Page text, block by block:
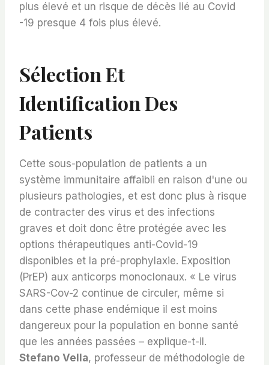
plus élevé et un risque de décès lié au Covid
-19 presque 4 fois plus élevé.
Sélection Et
Identification Des
Patients
Cette sous-population de patients a un
système immunitaire affaibli en raison d'une ou
plusieurs pathologies, et est donc plus à risque
de contracter des virus et des infections
graves et doit donc être protégée avec les
options thérapeutiques anti-Covid-19
disponibles et la pré-prophylaxie. Exposition
(PrEP) aux anticorps monoclonaux. « Le virus
SARS-Cov-2 continue de circuler, même si
dans cette phase endémique il est moins
dangereux pour la population en bonne santé
que les années passées – explique-t-il.
Stefano Vella, professeur de méthodologie de